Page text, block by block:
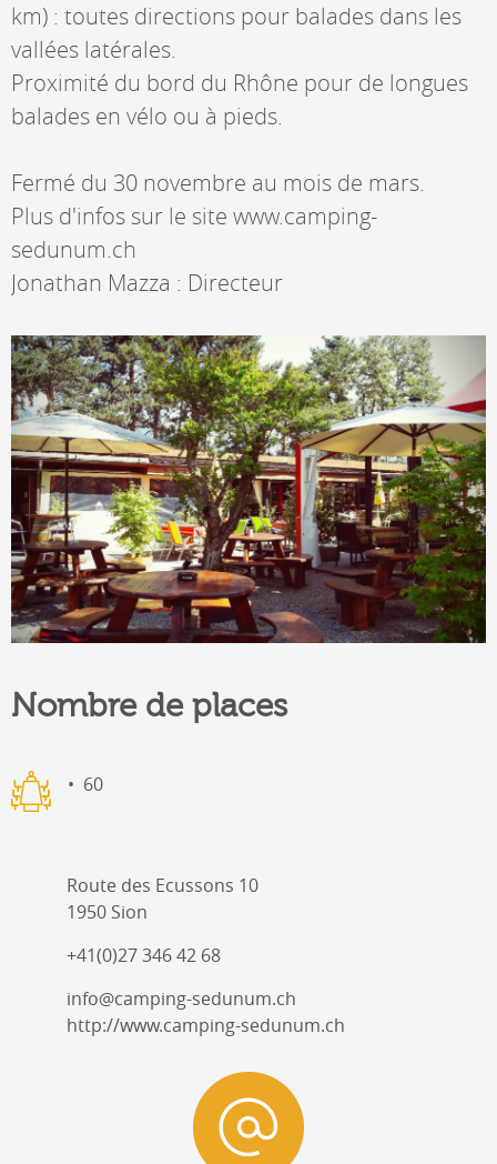
km) : toutes directions pour balades dans les
vallées latérales.
Proximité du bord du Rhône pour de longues
balades en vélo ou à pieds.
Fermé du 30 novembre au mois de mars.
Plus d'infos sur le site www.camping-
sedunum.ch
Jonathan Mazza : Directeur
Nombre de places
60
Route des Ecussons 10
1950 Sion
+41(0)27 346 42 68
info@camping-sedunum.ch
http://www.camping-sedunum.ch